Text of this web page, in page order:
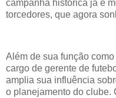
campanha histórica já é
torcedores, que agora
Além de sua função
cargo de gerente de
amplia sua influência
o planejamento do clube.